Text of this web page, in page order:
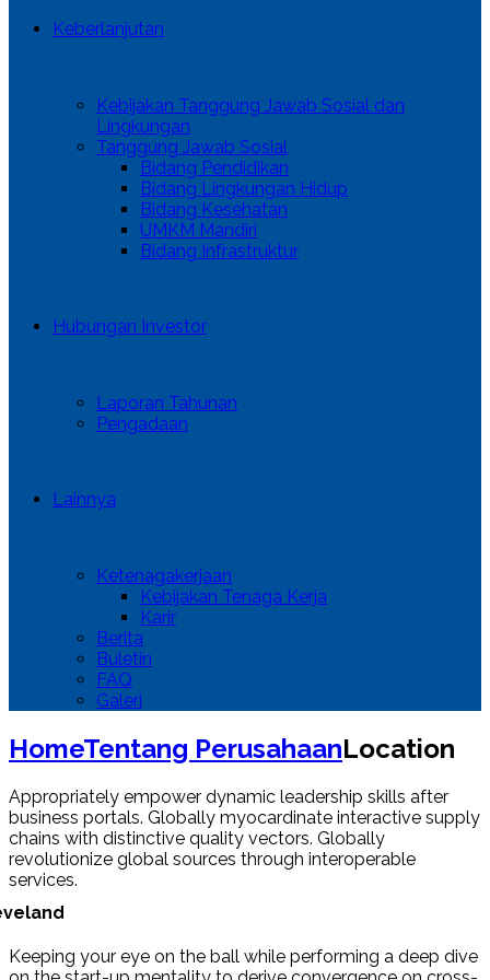
Keberlanjutan
Kebijakan Tanggung Jawab Sosial dan
Lingkungan
Tanggung Jawab Sosial
Bidang Pendidikan
Bidang Lingkungan Hidup
Bidang Kesehatan
UMKM Mandiri
Bidang Infrastruktur
Hubungan Investor
Laporan Tahunan
Pengadaan
Lainnya
Ketenagakerjaan
Kebijakan Tenaga Kerja
Karir
Berita
Buletin
FAQ
Galeri
HomeTentang PerusahaanLocation
Appropriately empower dynamic leadership skills after
business portals. Globally myocardinate interactive supply
chains with distinctive quality vectors. Globally
revolutionize global sources through interoperable
services.
Keeping your eye on the ball while performing a deep dive